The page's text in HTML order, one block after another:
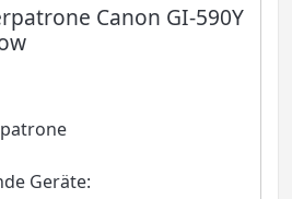
Canon GI-590Y
Geräte: